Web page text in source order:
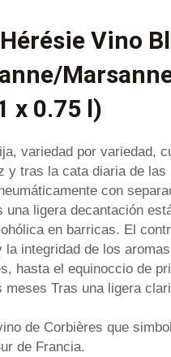
Vino
x 0.75 l)
variedad por variedad,
y tras la cata diaria de
con
una ligera decantación
en barricas. El
integridad de los
hasta el equinoccio de
Tras una ligera
de Corbières que
de Francia.